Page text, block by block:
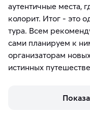
аутентичные места,
колорит. Итог - это
тура. Всем
сами планируем к
организаторам
истинных